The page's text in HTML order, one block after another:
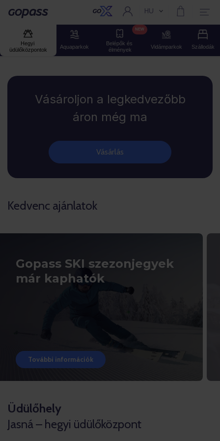
Gopass Aktuális nyelv:
HU
Hegyi
üdülőközpontok
Aquaparkok
Belépők és
élmények
NEW
Vidámparkok Szállodák
Vásároljon a legkedvezőbb
áron még ma
Vásárlás
Kedvenc ajánlatok
Gopass SKI szezonjegyek
már kaphatók
További információk
Üdülőhely
Jasná – hegyi üdülőközpont